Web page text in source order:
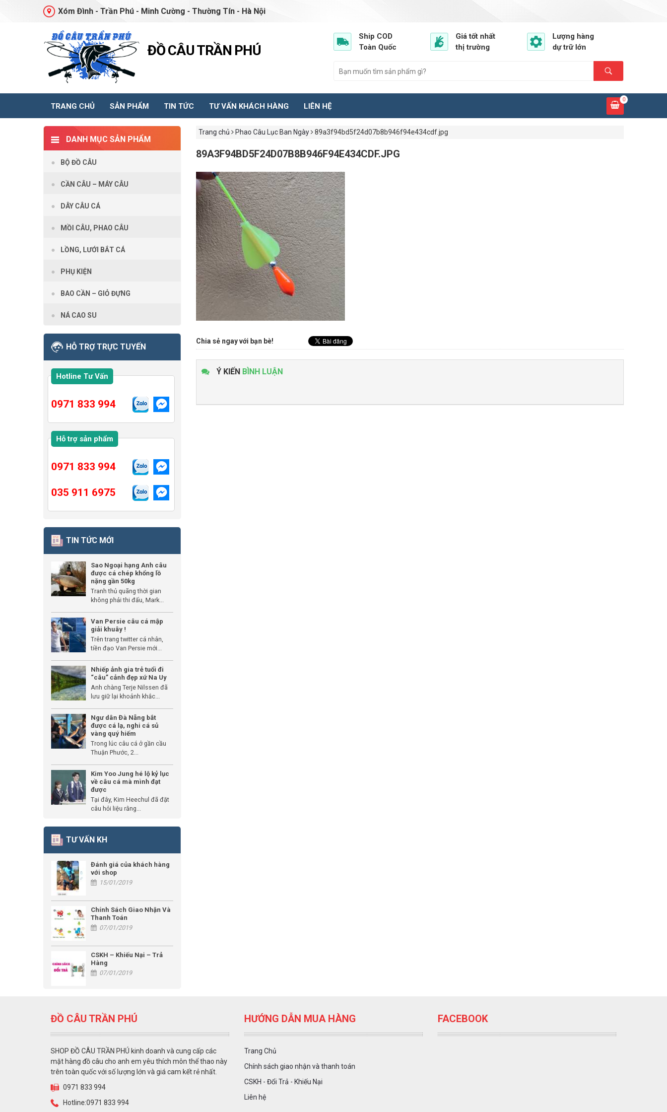
Xóm Đình - Trần Phú - Minh Cường - Thường Tín - Hà Nội
ĐỒ CÂU TRẦN PHÚ
Ship COD
Toàn Quốc
Giá tốt nhất
thị trường
Lượng hàng
dự trữ lớn
TRANG CHỦ SẢN PHẨM TIN TỨC TƯ VẤN KHÁCH HÀNG LIÊN HỆ
0
Trang chủ Phao Câu Lục Ban Ngày 89a3f94bd5f24d07b8b946f94e434cdf.jpg
89A3F94BD5F24D07B8B946F94E434CDF.JPG
Chia sẻ ngay với bạn bè!
Ý KIẾN BÌNH LUẬN
DANH MỤC SẢN PHẨM
BỘ ĐỒ CÂU
CẦN CÂU – MÁY CÂU
DÂY CÂU CÁ
MỒI CÂU, PHAO CÂU
LỒNG, LƯỚI BẮT CÁ
PHỤ KIỆN
BAO CẦN – GIỎ ĐỰNG
NÁ CAO SU
HỖ TRỢ TRỰC TUYẾN
Hotline Tư Vấn
0971 833 994
Hỗ trợ sản phẩm
0971 833 994
035 911 6975
TIN TỨC MỚI
Sao Ngoại hạng Anh câu
được cá chép khổng lồ
nặng gần 50kg
Tranh thủ quãng thời gian
không phải thi đấu, Mark...
Van Persie câu cá mập
giải khuây !
Trên trang twitter cá nhân,
tiền đạo Van Persie mới...
Nhiếp ảnh gia trẻ tuổi đi
“câu” cảnh đẹp xứ Na Uy
Anh chàng Terje Nilssen đã
lưu giữ lại khoảnh khắc...
Ngư dân Đà Nẵng bắt
được cá lạ, nghi cá sủ
vàng quý hiếm
Trong lúc câu cá ở gần cầu
Thuận Phước, 2...
Kim Yoo Jung hé lộ kỷ lục
về câu cá mà mình đạt
được
Tại đây, Kim Heechul đã đặt
câu hỏi liệu rằng...
TƯ VẤN KH
Đánh giá của khách hàng
với shop
15/01/2019
Chính Sách Giao Nhận Và
Thanh Toán
07/01/2019
CSKH – Khiếu Nại – Trả
Hàng
07/01/2019
ĐỒ CÂU TRẦN PHÚ
SHOP ĐỒ CÂU TRẦN PHÚ kinh doanh và cung cấp các
mặt hàng đồ câu cho anh em yêu thích môn thể thao này
trên toàn quốc với số lượng lớn và giá cam kết rẻ nhất.
0971 833 994
Hotline:0971 833 994
HƯỚNG DẪN MUA HÀNG
Trang Chủ
Chính sách giao nhận và thanh toán
CSKH - Đổi Trả - Khiếu Nại
Liên hệ
FACEBOOK